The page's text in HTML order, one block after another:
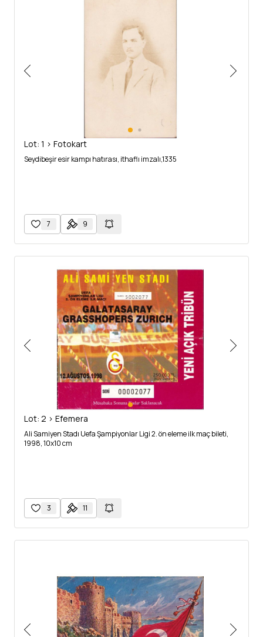
Lot: 1 > Fotokart
Seydibeşir esir kampı hatırası, ithaflı imzalı,1335
7 9
Lot: 2 > Efemera
Ali Samiyen Stadı Uefa Şampiyonlar Ligi 2. ön eleme ilk maç bileti,
1998, 10x10 cm
3 11